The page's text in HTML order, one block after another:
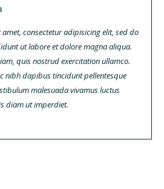
consectetur adipisicing elit, sed do
ut labore et dolore magna aliqua.
quis nostrud exercitation ullamco.
nibh dapibus tincidunt pellentesque
malesuada vivamus luctus
diam ut imperdiet.